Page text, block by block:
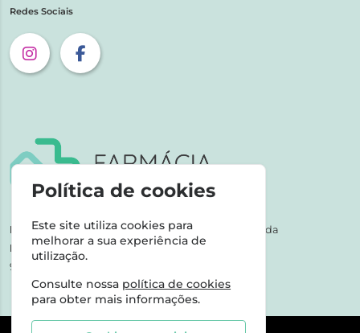
Redes Sociais
NIPC:507 590 490 | Farmácias Tarige Unipessoal Lda
Horário de Atendimento:
9-17h dias úteis
Política de cookies
Este site utiliza cookies para
melhorar a sua experiência de
utilização.
Consulte nossa política de cookies
para obter mais informações.